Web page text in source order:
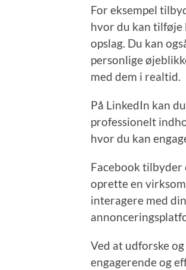
For eksempel
hvor du kan
opslag. Du kan
personlige
med dem i realtid.
På LinkedIn kan
professionelt
hvor du kan
Facebook
oprette en
interagere med
Ved at udforske
engagerende og